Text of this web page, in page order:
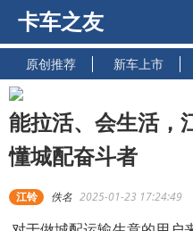
卡车之友
原创推荐 新车上市
能拉活、会生活，
懂城配奋斗者
江铃 佚名 2025-01-23 17:24:49